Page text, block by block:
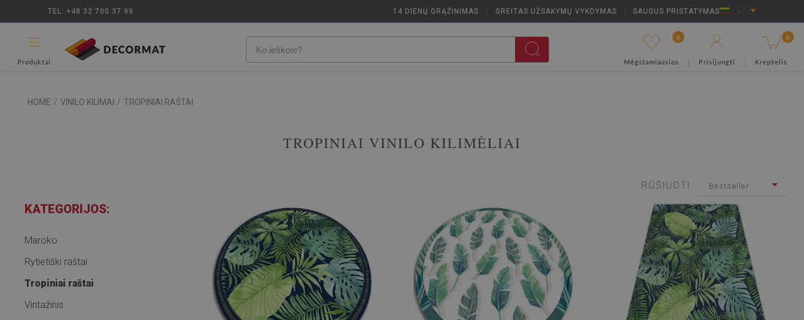
TEL: +48 32 700 37 99 14 DIENŲ GRĄŽINIMAS GREITAS UŽSAKYMŲ VYKDYMAS SAUGUS PRISTATYMAS
Produktai
0
Mėgstamiausios Prisijungti
0
Krepšelis
HOME / VINILO KILIMAI / TROPINIAI RAŠTAI
TROPINIAI VINILO KILIMĖLIAI
RŪŠIUOTI: Bestseller
KATEGORIJOS:
Maroko
Rytietiški raštai
Tropiniai raštai
Vintažinis